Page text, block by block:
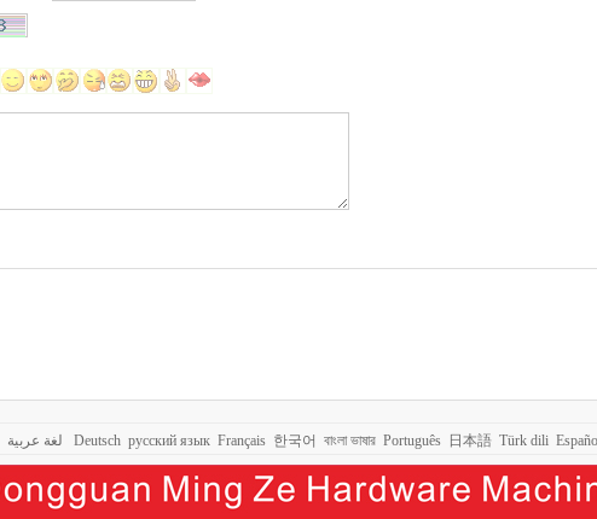
Deutsch русский язык Français 한국어 বাংলা ভাষার Português 日本語 Türk dili